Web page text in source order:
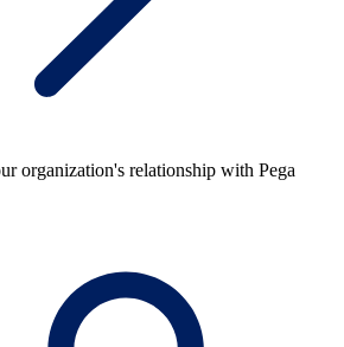
organization's relationship with Pega